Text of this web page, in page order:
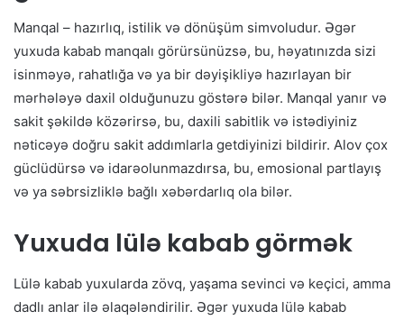
Manqal – hazırlıq, istilik və dönüşüm simvoludur. Əgər
yuxuda kabab manqalı görürsünüzsə, bu, həyatınızda sizi
isinməyə, rahatlığa və ya bir dəyişikliyə hazırlayan bir
mərhələyə daxil olduğunuzu göstərə bilər. Manqal yanır və
sakit şəkildə közərirsə, bu, daxili sabitlik və istədiyiniz
nəticəyə doğru sakit addımlarla getdiyinizi bildirir. Alov çox
güclüdürsə və idarəolunmazdırsa, bu, emosional partlayış
və ya səbrsizliklə bağlı xəbərdarlıq ola bilər.
Yuxuda lülə kabab görmək
Lülə kabab yuxularda zövq, yaşama sevinci və keçici, amma
dadlı anlar ilə əlaqələndirilir. Əgər yuxuda lülə kabab